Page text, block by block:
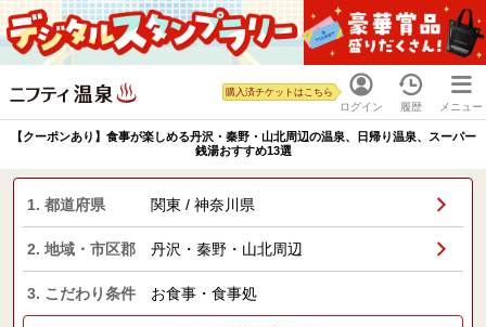
ログイン
購入済チケットはこちら
履歴 メニュー
【クーポンあり】食事が楽しめる丹沢・秦野・山北周辺の温泉、日帰り温泉、スーパー
銭湯おすすめ13選
1. 都道府県 関東 / 神奈川県
2. 地域・市区郡 丹沢・秦野・山北周辺
3. こだわり条件 お食事・食事処